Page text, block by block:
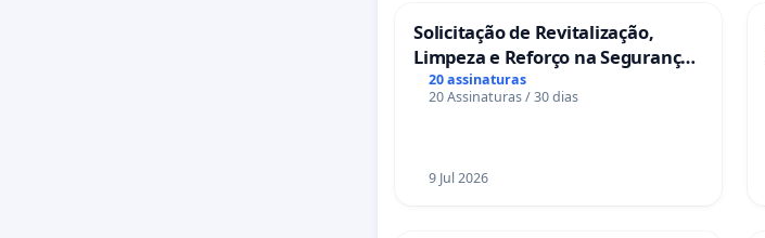
Solicitação de Revitalização,
Limpeza e Reforço na Segurança
das Praças da Rua Cachoeira das
Sete Ilhas
20 assinaturas
20 Assinaturas / 30 dias
9 Jul 2026